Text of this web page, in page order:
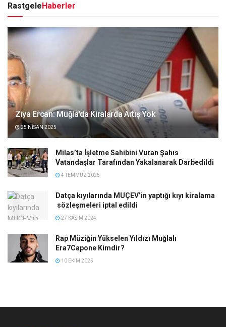
RastgeleHaberler
Ziya Ercan: Muğla’da Kiralarda Artış Yok
25 NISAN 2025
Milas’ta İşletme Sahibini Vuran Şahıs
Vatandaşlar Tarafından Yakalanarak Darbedildi
4 TEMMUZ 2025
Datça kıyılarında MUÇEV’in yaptığı kıyı kiralama
sözleşmeleri iptal edildi
27 KASIM 2024
Rap Müziğin Yükselen Yıldızı Muğlalı
Era7Capone Kimdir?
10 EKIM 2025